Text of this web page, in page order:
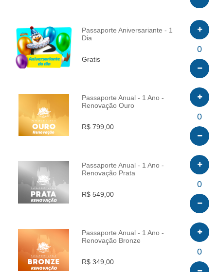
INFO
Passaporte Aniversariante - 1
Dia
Gratis
0
INFO
Passaporte Anual - 1 Ano -
Renovação Ouro
R$ 799,00
0
INFO
Passaporte Anual - 1 Ano -
Renovação Prata
R$ 549,00
0
INFO
Passaporte Anual - 1 Ano -
Renovação Bronze
R$ 349,00
0